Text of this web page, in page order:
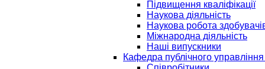
Підвищення кваліфікації
Наукова діяльність
Наукова робота
Міжнародна діяльність
Наші випускники
Кафедра публічного